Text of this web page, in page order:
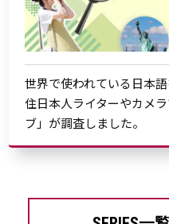
世界で使われている日本
住日本人ライターやカメ
ブ」が調査しました。